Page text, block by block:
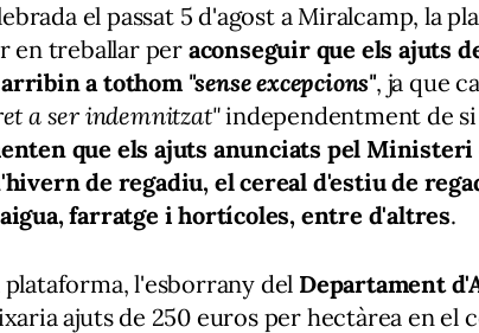
el passat 5 d'agost a Miralcamp, la
en treballar peraconseguir que els ajuts
a tothom "sense excepcions", ja que
a ser indemnitzat"independentment de si
que els ajuts anunciats pel
de regadiu, el cereal d'estiu de
farratge i hortícoles, entre d'altres.
plataforma, l'esborrany del Departament
ajuts de 250 euros per hectàrea en el